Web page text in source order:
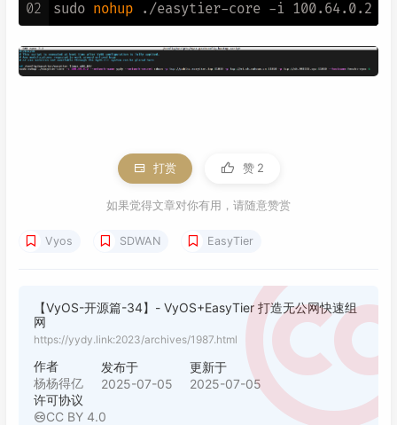
02 sudo nohup
打赏 赞 2
如果觉得文章对你有用，请随意赞赏
Vyos SDWAN EasyTier
【VyOS-开源篇-34】- VyOS+EasyTier 打造无公网快速组
网
https://yydy.link:2023/archives/1987.html
作者
杨杨得亿
发布于
2025-07-05
更新于
2025-07-05
许可协议
CC BY 4.0